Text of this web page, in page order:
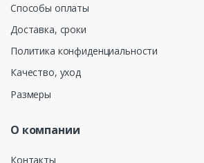
Способы оплаты
Доставка, сроки
Политика конфиденциальности
Качество, уход
Размеры
О компании
Контакты